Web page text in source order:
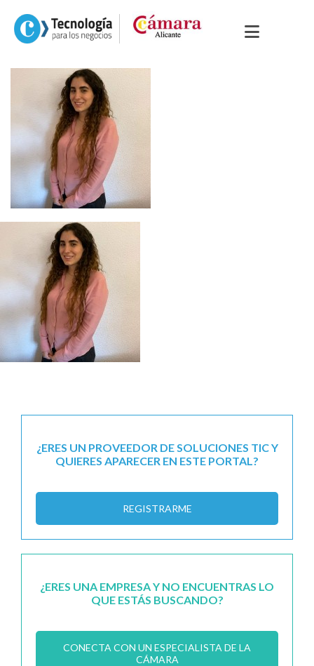
¿ERES UN PROVEEDOR DE SOLUCIONES TIC Y
QUIERES APARECER EN ESTE PORTAL?
REGISTRARME
¿ERES UNA EMPRESA Y NO ENCUENTRAS LO
QUE ESTÁS BUSCANDO?
CONECTA CON UN ESPECIALISTA DE LA
CÁMARA